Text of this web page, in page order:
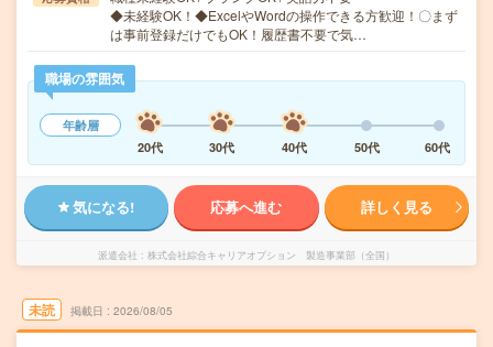
◆未経験OK！◆ExcelやWordの操作できる方歓迎！〇まず
は事前登録だけでもOK！履歴書不要で気…
職場の雰囲気
年齢層
20代
30代 40代 50代 60代
気になる! 応募へ進む 詳しく見る
派遣会社 株式会社綜合キャリアオプション 製造事業部（全国）
未読 掲載日 2026/08/05